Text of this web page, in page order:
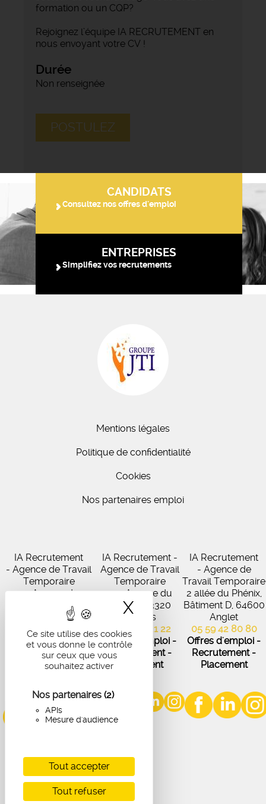
Ce site utilise des cookies
et vous donne le contrôle
sur ceux que vous
souhaitez activer
Nos partenaires (2)
APIs
Mesure d'audience
Tout accepter
Tout refuser
X Masquer le
formation ou un CQP?
Rejoignez l’équipe IA RECRUTEMENT en
nous envoyant votre CV !
Durée
Non renseignée
POSTULEZ
CANDIDATS
Consultez nos offres d'emploi
ENTREPRISES
Simplifiez vos recrutements
Mentions légales
Politique de confidentialité
Cookies
Nos partenaires emploi
IA Recrutement
- Agence de Travail
Temporaire
27 Avenue de
Virecourt, 33370
Artigues-près-
Bordeaux
05 56 67 48 57
Offres d'emploi -
Recrutement -
IA Recrutement -
Agence de Travail
Temporaire
102 Avenue du
Médoc, 33320
Eysines
05 56 45 21 22
Offres d'emploi -
Recrutement -
Placement
IA Recrutement
- Agence de
Travail Temporaire
2 allée du Phénix,
Bâtiment D, 64600
Anglet
05 59 42 80 80
Offres d'emploi -
Recrutement -
Placement